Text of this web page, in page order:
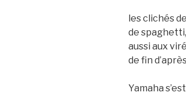
les clichés
de
aussi aux
de fin
Yamaha